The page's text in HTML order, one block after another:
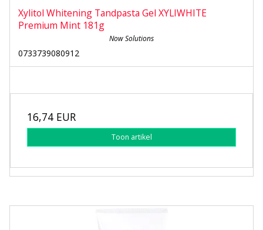
Xylitol Whitening Tandpasta Gel XYLIWHITE
Premium Mint 181g
Now Solutions
0733739080912
16,74 EUR
Toon artikel